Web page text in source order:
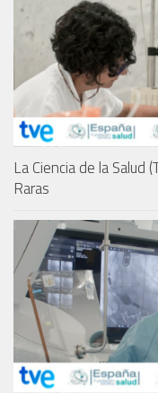
La Ciencia de la
Raras